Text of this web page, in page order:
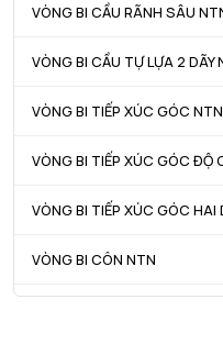
VÒNG BI CẦU RÃNH SÂU
VÒNG BI CẦU TỰ LỰA 2 DÃY
VÒNG BI TIẾP XÚC GÓC NTN
VÒNG BI TIẾP XÚC GÓC ĐỘ
VÒNG BI TIẾP XÚC GÓC HAI
VÒNG BI CÔN NTN